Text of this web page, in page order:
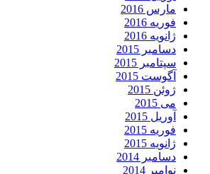
مارس 2016
فوریه 2016
ژانویه 2016
دسامبر 2015
سپتامبر 2015
آگوست 2015
ژوئن 2015
می 2015
آوریل 2015
فوریه 2015
ژانویه 2015
دسامبر 2014
نوامبر 2014